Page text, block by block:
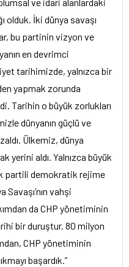
olduk. İki dünya savaşı
bu partinin vizyon ve
en devrimci
tarihimizde, yalnızca bir
yapmak zorunda
Tarihin o büyük zorlukları
dünyanın güçlü ve
Ülkemiz, dünya
yerini aldı. Yalnızca büyük
partili demokratik rejime
vahşi
da CHP yönetiminin
bir duruştur. 80 milyon
CHP yönetiminin
başardık.”